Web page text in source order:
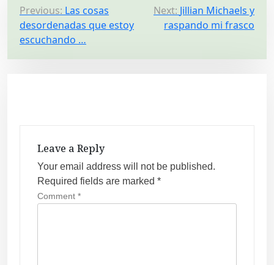
P
o
s
t
Previous: Las cosas
desordenadas que estoy
escuchando …
Next: Jillian Michaels y
raspando mi frasco
Leave a Reply
Your email address will not be published.
Required fields are marked *
Comment *